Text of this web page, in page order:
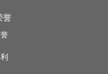
誉